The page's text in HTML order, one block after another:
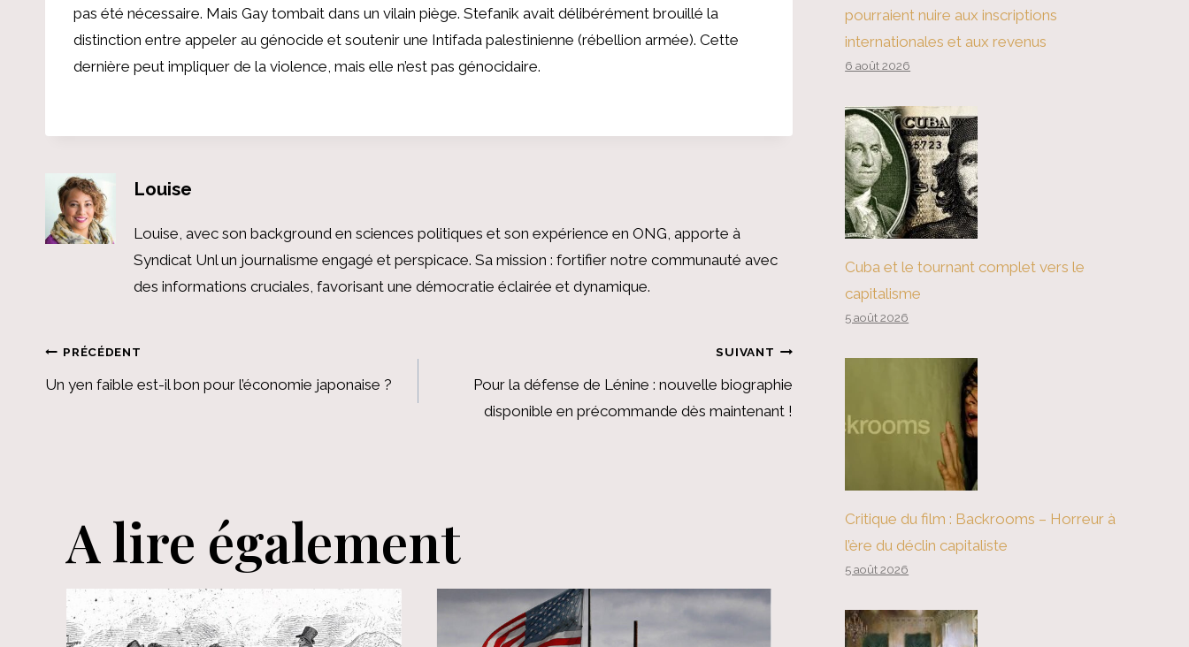
pas été nécessaire. Mais Gay tombait dans un vilain piège. Stefanik avait délibérément brouillé la
distinction entre appeler au génocide et soutenir une Intifada palestinienne (rébellion armée). Cette
dernière peut impliquer de la violence, mais elle n’est pas génocidaire.
Louise
Louise, avec son background en sciences politiques et son expérience en ONG, apporte à
Syndicat Unl un journalisme engagé et perspicace. Sa mission : fortifier notre communauté avec
des informations cruciales, favorisant une démocratie éclairée et dynamique.
Navigation
de
PRÉCÉDENT
Un yen faible est-il bon pour l’économie japonaise ?
SUIVANT
Pour la défense de Lénine : nouvelle biographie
disponible en précommande dès maintenant !
A lire également
pourraient nuire aux inscriptions
internationales et aux revenus
6 août 2026
Cuba et le tournant complet vers le
capitalisme
5 août 2026
Critique du film : Backrooms – Horreur à
l’ère du déclin capitaliste
5 août 2026